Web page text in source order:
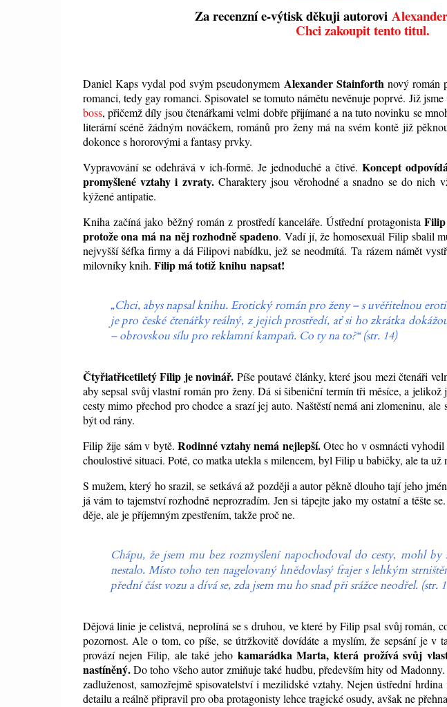
Za recenzní e-výtisk děkuji autorovi
Chci zakoupit tento titul.
Daniel Kaps vydal pod svým pseudonymem Alexander Stainforth nový román
romanci, tedy gay romanci. Spisovatel se tomuto námětu nevěnuje poprvé. Již
boss, přičemž díly jsou čtenářkami velmi dobře přijímané a na tuto novinku se
literární scéně žádným nováčkem, románů pro ženy má na svém kontě již
dokonce s hororovými a fantasy prvky.
Vypravování se odehrává v ich-formě. Je jednoduché a čtivé. Koncept
promyšlené vztahy i zvraty. Charaktery jsou věrohodné a snadno se do
kýžené antipatie.
Kniha začíná jako běžný román z prostředí kanceláře. Ústřední protagonistaFilip
protože ona má na něj rozhodně spadeno. Vadí jí, že homosexuál Filip sbalil
nejvyšší šéfka firmy a dá Filipovi nabídku, jež se neodmítá. Ta rázem námět
milovníky knih. Filip má totiž knihu napsat!
„Chci, abys napsal knihu. Erotický román pro ženy – s uvěřitelnou
je pro české čtenářky reálný, z jejich prostředí, ať si ho zkrátka
– obrovskou sílu pro reklamní kampaň. Co ty na to?“ (str. 14)
Čtyřiatřicetiletý Filip je novinář. Píše poutavé články, které jsou mezi čtenáři
aby sepsal svůj vlastní román pro ženy. Dá si šibeniční termín tři měsíce, a
cesty mimo přechod pro chodce a srazí jej auto. Naštěstí nemá ani zlomeninu,
být od rány.
Filip žije sám v bytě. Rodinné vztahy nemá nejlepší.Otec ho v osmnácti vyhodil
choulostivé situaci. Poté, co matka utekla s milencem, byl Filip u babičky, ale ta už
S mužem, který ho srazil, se setkává až později a autor pěkně dlouho tají jeho
já vám to tajemství rozhodně neprozradím. Jen si tápejte jako my ostatní a těšte
děje, ale je příjemným zpestřením, takže proč ne.
Chápu, že jsem mu bez rozmyšlení napochodoval do cesty, mohl by
nestalo. Místo toho ten nagelovaný hnědovlasý frajer s lehkým
přední část vozu a dívá se, zda jsem mu ho snad při srážce neodřel. (str.
Dějová linie je celistvá, neprolíná se s druhou, ve které by Filip psal svůj román,
pozornost. Ale o tom, co píše, se útržkovitě dovídáte a myslím, že sepsání je v
provází nejen Filip, ale také jeho kamarádka Marta, která prožívá svůj
nastíněný.Do toho všeho autor zmiňuje také hudbu, především hity od
zadluženost, samozřejmě spisovatelství i mezilidské vztahy. Nejen ústřední
detailu a reálně připravil pro oba protagonisty lehce tragické osudy, avšak ne